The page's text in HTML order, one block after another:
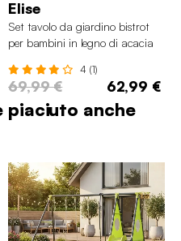
Elise
Set tavolo da giardino bistrot
per bambini in legno di acacia
4 (1)
69,99 € 62,99 €
piaciuto anche